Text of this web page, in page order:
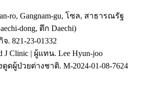
ro, Gangnam-gu, โซล, สาธารณรัฐ
dong, ตึก Daechi)
. 821-23-01332
J Clinic | ผู้แทน. Lee Hyun-joo
ดผู้ป่วยต่างชาติ. M-2024-01-08-7624